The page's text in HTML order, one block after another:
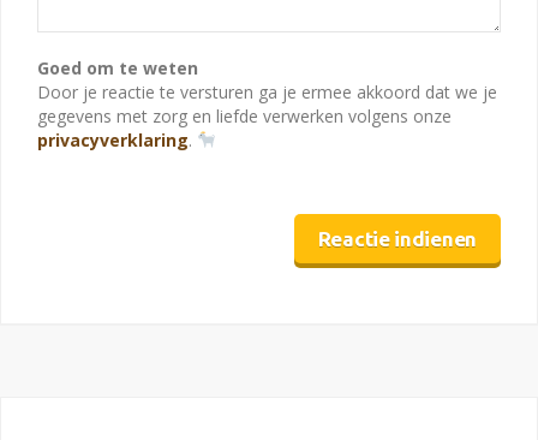
Goed om te weten
Door je reactie te versturen ga je ermee akkoord dat we je
gegevens met zorg en liefde verwerken volgens onze
privacyverklaring.